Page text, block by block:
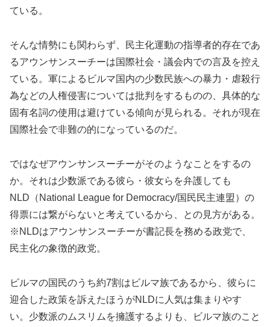
ている。
そんな情勢にも関わらず、民主化運動の指導者的存在であ
るアウンサンスーチーは国際社会・議会内での言及を控え
ている。軍によるビルマ国内の少数民族への暴力・虐殺行
為などの人権侵害については批判をするものの、具体的な
固有名詞の使用は避けている傾向が見られる。それが現在
国際社会で非難の的になっているのだ。
ではなぜアウンサンスーチーがそのようなことをするの
か。それは少数派である彼ら・彼女らを弁護しても
NLD（National League for Democracy/国民民主連盟）の
得票には繋がらないと考えているから、との見方がある。
※NLDはアウンサンスーチーが書記長を務める政党で、
民主化の象徴的政党。
ビルマの国民のうち約7割はビルマ族であるから、彼らに
迎合した政策を訴えたほうがNLDに人気は集まりやす
い。少数派のムスリムを擁護するよりも、ビルマ族のこと